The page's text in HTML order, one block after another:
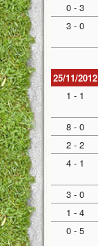
0 - 3
3 - 0
25/11/2012
1 - 1
8 - 0
2 - 2
4 - 1
3 - 0
1 - 4
0 - 5